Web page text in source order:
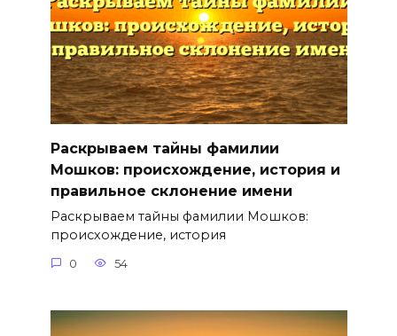
Раскрываем тайны фамилии
Мошков: происхождение, история и
правильное склонение имени
Раскрываем тайны фамилии Мошков:
происхождение, история
0 54